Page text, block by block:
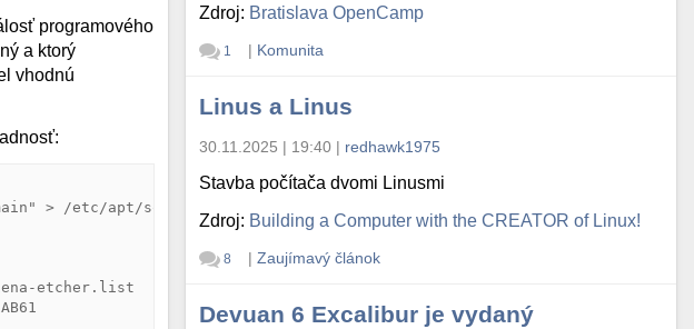
programového
a ktorý
vhodnú
main" > /etc/apt/sources.list.d/atom.list'
etcher.list
Zdroj: Bratislava OpenCamp
1 | Komunita
Linus a Linus
30.11.2025 | 19:40 | redhawk1975
Stavba počítača dvomi Linusmi
Zdroj: Building a Computer with the CREATOR of Linux!
8 | Zaujímavý článok
Devuan 6 Excalibur je vydaný